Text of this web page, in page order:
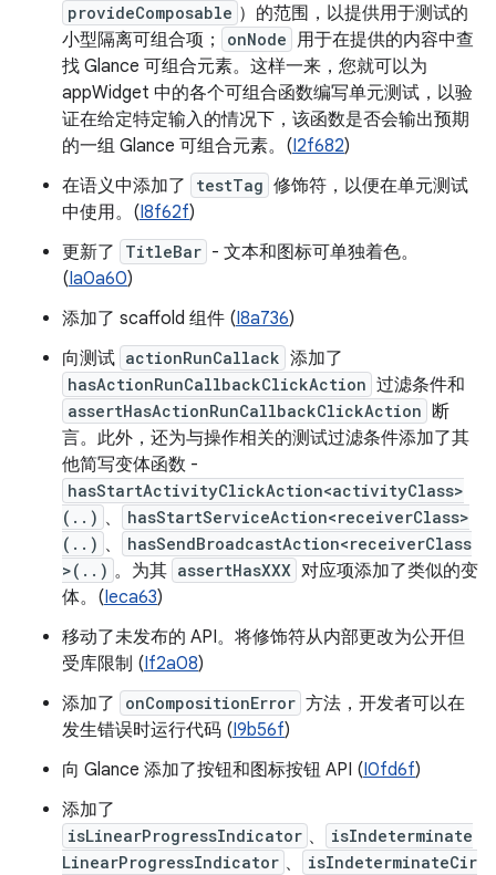
provideComposable ）的范围，以提供用于测试的
小型隔离可组合项；
onNode 用于在提供的内容中查
找 Glance 可组合元素。这样一来，您就可以为
appWidget 中的各个可组合函数编写单元测试，以验
证在给定特定输入的情况下，该函数是否会输出预期
的一组 Glance 可组合元素。(I2f682)
在语义中添加了
testTag 修饰符，以便在单元测试
中使用。(I8f62f)
更新了
TitleBar - 文本和图标可单独着色。
(Ia0a60)
添加了 scaffold 组件 (I8a736)
向测试 actionRunCallack 添加了
hasActionRunCallbackClickAction 过滤条件和
assertHasActionRunCallbackClickAction 断
言。此外，还为与操作相关的测试过滤条件添加了其
他简写变体函数 -
hasStartActivityClickAction<activityClass>
(..) 、
hasStartServiceAction<receiverClass>
(..) 、
hasSendBroadcastAction<receiverClass
>(..) 。为其 assertHasXXX 对应项添加了类似的变
体。(Ieca63)
移动了未发布的 API。将修饰符从内部更改为公开但
受库限制 (If2a08)
添加了
onCompositionError 方法，开发者可以在
发生错误时运行代码 (I9b56f)
向 Glance 添加了按钮和图标按钮 API (I0fd6f)
添加了
isLinearProgressIndicator 、
isIndeterminate
LinearProgressIndicator 、 isIndeterminateCir